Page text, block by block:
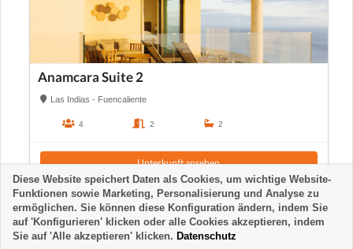
Anamcara Suite 2
Las Indias - Fuencaliente
4 2 2
Unterkunft ansehen
Diese Website speichert Daten als Cookies, um wichtige Website-
Funktionen sowie Marketing, Personalisierung und Analyse zu
ermöglichen. Sie können diese Konfiguration ändern, indem Sie
auf 'Konfigurieren' klicken oder alle Cookies akzeptieren, indem
Sie auf 'Alle akzeptieren' klicken. Datenschutz